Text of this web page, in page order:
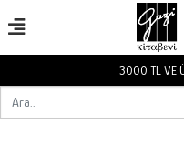
3000 TL VE